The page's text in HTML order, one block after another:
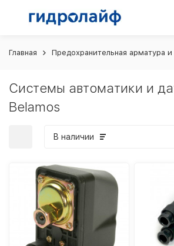
Главная Предохранительная арматура
Системы автоматики и
Belamos
В наличии